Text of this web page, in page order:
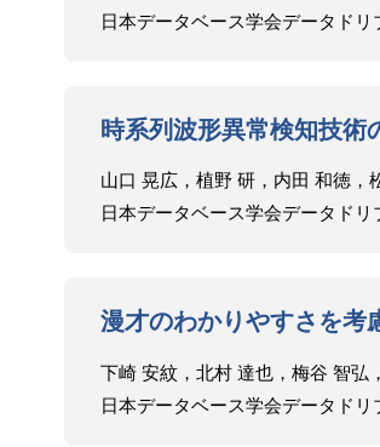
日本データベース学会データドリ
時系列波形異常検知技術
山口 晃広，植野 研，内田 和徳，
日本データベース学会データドリ
漫才のわかりやすさを考
下崎 安紋，北村 達也，梅谷 智弘
日本データベース学会データドリ